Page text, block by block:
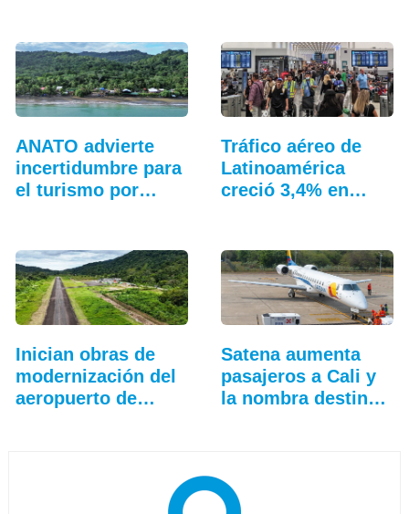
ANATO advierte
incertidumbre para
el turismo por…
Tráfico aéreo de
Latinoamérica
creció 3,4% en
Inician obras de
modernización del
aeropuerto de…
Satena aumenta
pasajeros a Cali y
la nombra destino